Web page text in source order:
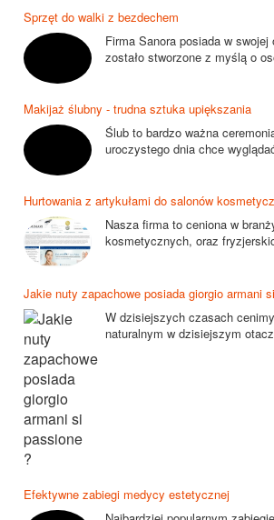
Sprzęt do walki z bezdechem
Firma Sanora posiada w
zostało stworzone z myślą o
Makijaż ślubny - trudna sztuka upiększania
Ślub to bardzo ważna
uroczystego dnia chce
Hurtowania z artykułami do salonów
Nasza firma to ceniona w
kosmetycznych, oraz
Jakie nuty zapachowe posiada giorgio armani
W dzisiejszych czasach
naturalnym w dzisiejszym
Efektywne zabiegi medycy estetycznej